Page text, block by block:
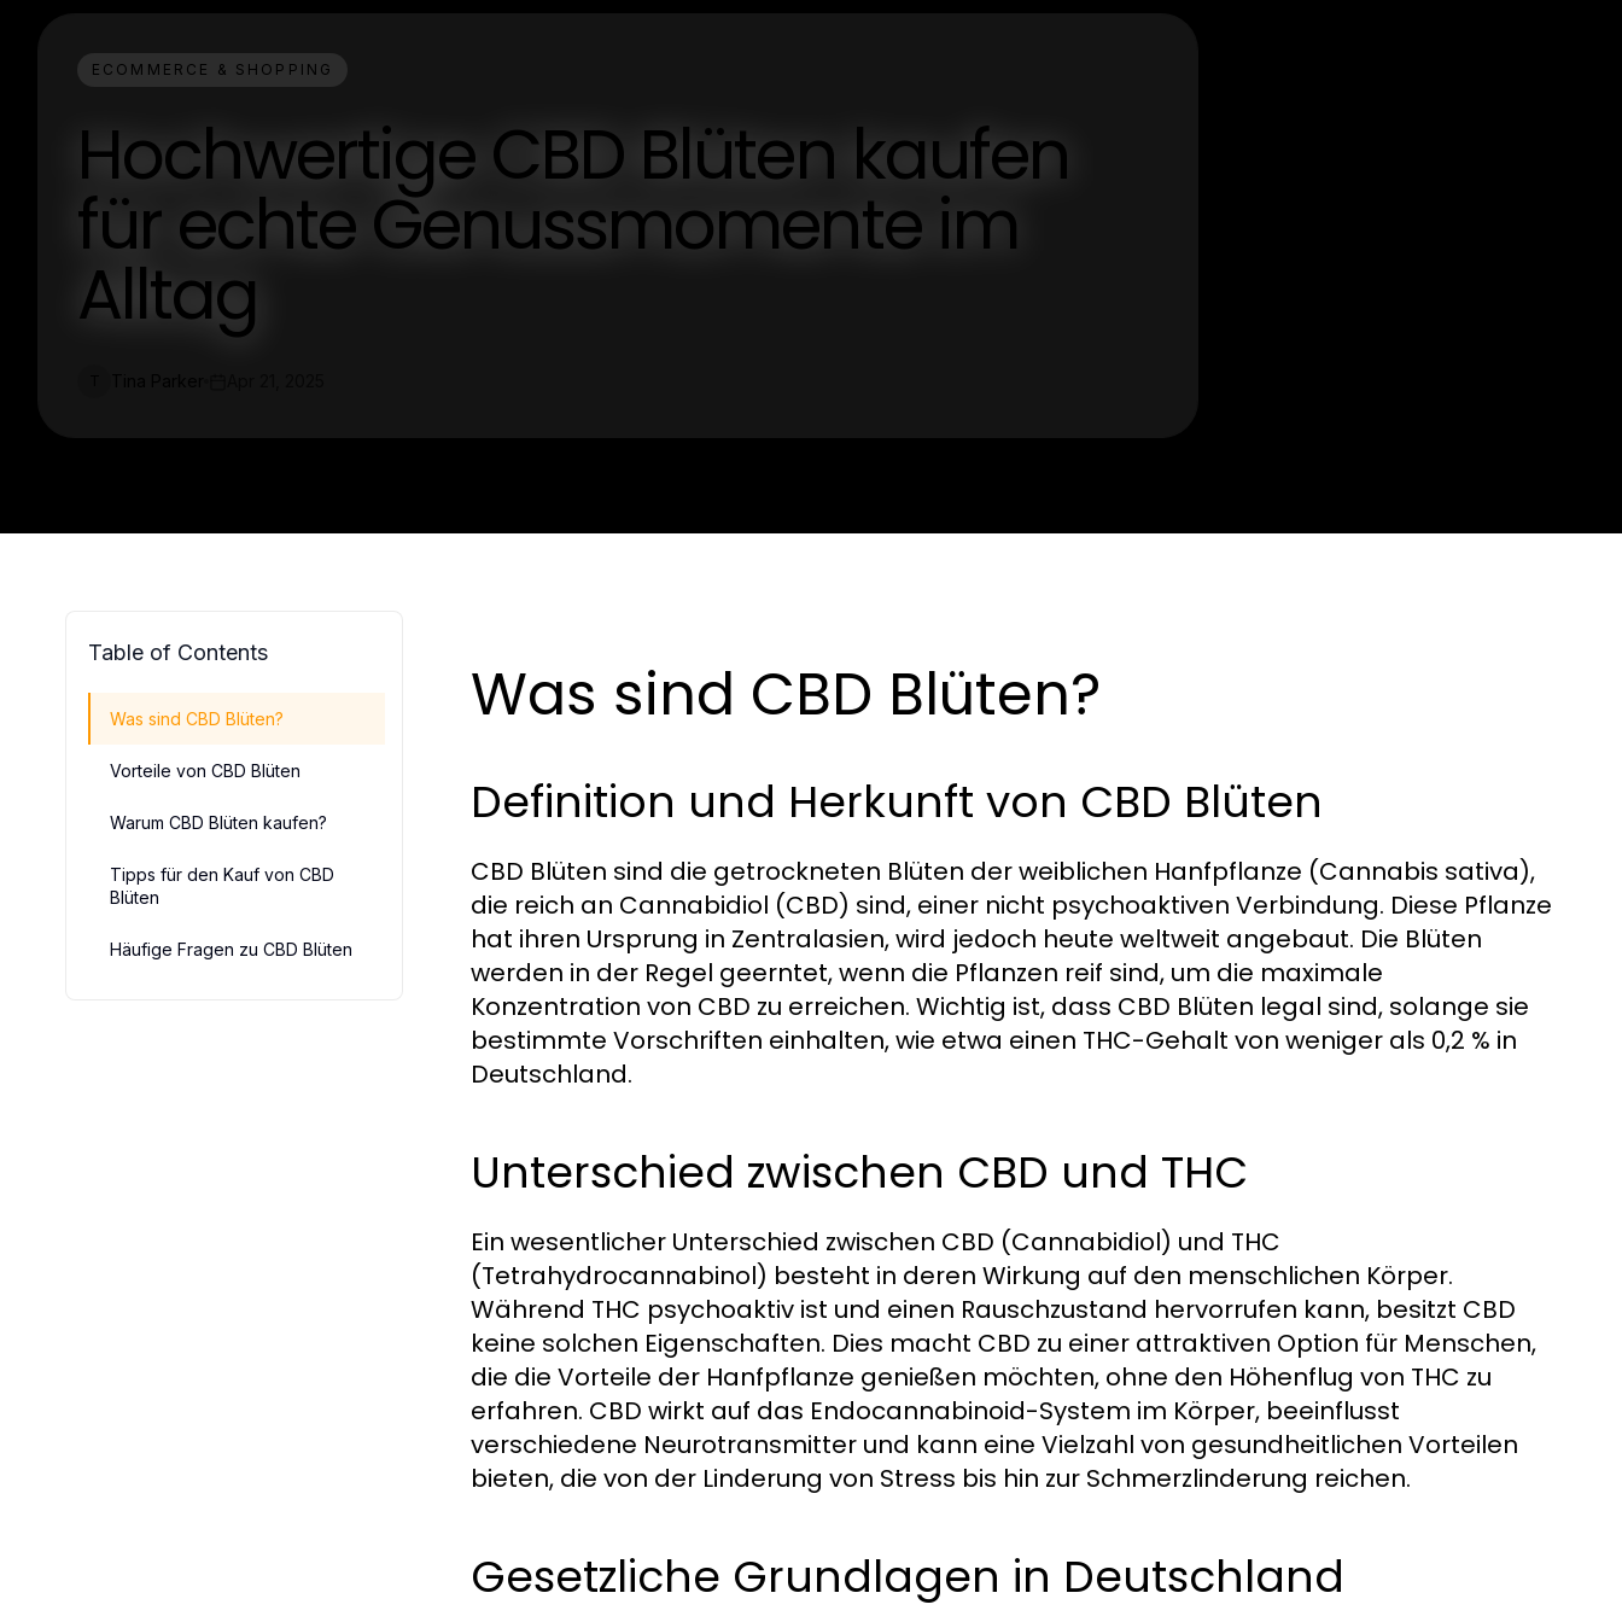
ECOMMERCE & SHOPPING
Hochwertige CBD Blüten kaufen
für echte Genussmomente im
Alltag
Table of Contents
Was sind CBD Blüten?
Vorteile von CBD Blüten
Warum CBD Blüten kaufen?
Tipps für den Kauf von CBD
Blüten
Häufige Fragen zu CBD Blüten
Was sind CBD Blüten?
Definition und Herkunft von CBD Blüten
CBD Blüten sind die getrockneten Blüten der weiblichen Hanfpflanze (Cannabis sativa),
die reich an Cannabidiol (CBD) sind, einer nicht psychoaktiven Verbindung. Diese Pflanze
hat ihren Ursprung in Zentralasien, wird jedoch heute weltweit angebaut. Die Blüten
werden in der Regel geerntet, wenn die Pflanzen reif sind, um die maximale
Konzentration von CBD zu erreichen. Wichtig ist, dass CBD Blüten legal sind, solange sie
bestimmte Vorschriften einhalten, wie etwa einen THC-Gehalt von weniger als 0,2 % in
Deutschland.
Unterschied zwischen CBD und THC
Ein wesentlicher Unterschied zwischen CBD (Cannabidiol) und THC
(Tetrahydrocannabinol) besteht in deren Wirkung auf den menschlichen Körper.
Während THC psychoaktiv ist und einen Rauschzustand hervorrufen kann, besitzt CBD
keine solchen Eigenschaften. Dies macht CBD zu einer attraktiven Option für Menschen,
die die Vorteile der Hanfpflanze genießen möchten, ohne den Höhenflug von THC zu
erfahren. CBD wirkt auf das Endocannabinoid-System im Körper, beeinflusst
verschiedene Neurotransmitter und kann eine Vielzahl von gesundheitlichen Vorteilen
bieten, die von der Linderung von Stress bis hin zur Schmerzlinderung reichen.
Gesetzliche Grundlagen in Deutschland